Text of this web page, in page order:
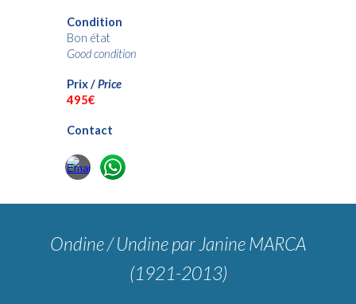
Condition
Bon état
Good condition
Prix /Price
495€
Contact
Ondine / Undinepar Janine MARCA
(1921-2013)